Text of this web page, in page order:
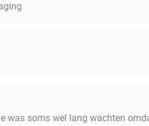
was soms wel lang wachten